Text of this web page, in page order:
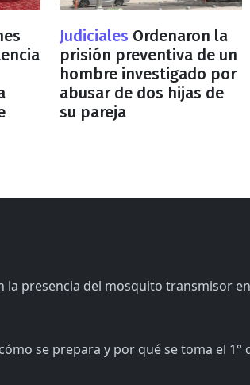
Judiciales Ordenaron la
prisión preventiva de un
hombre investigado por
abusar de dos hijas de
su pareja
la presencia del mosquito transmisor
se prepara y por qué se toma el 1°